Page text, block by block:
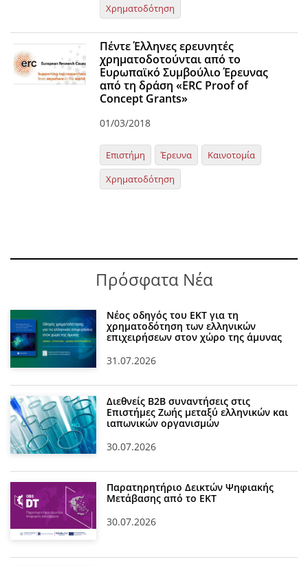
Χρηματοδότηση
Πέντε Έλληνες ερευνητές
χρηματοδοτούνται από το
Ευρωπαϊκό Συμβούλιο Έρευνας
από τη δράση «ERC Proof of
Concept Grants»
01/03/2018
Επιστήμη Έρευνα
Καινοτομία
Χρηματοδότηση
Πρόσφατα Νέα
Νέος οδηγός του ΕΚΤ για τη
χρηματοδότηση των ελληνικών
επιχειρήσεων στον χώρο της άμυνας
31.07.2026
Διεθνείς Β2Β συναντήσεις στις
Επιστήμες Ζωής μεταξύ ελληνικών και
ιαπωνικών οργανισμών
30.07.2026
Παρατηρητήριο Δεικτών Ψηφιακής
Μετάβασης από το ΕΚΤ
30.07.2026